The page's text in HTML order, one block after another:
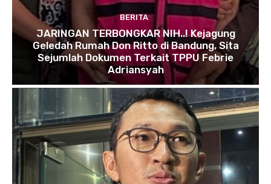
BERITA
JARINGAN TERBONGKAR NIH..! Kejagung
Geledah Rumah Don Ritto di Bandung, Sita
Sejumlah Dokumen Terkait TPPU Febrie
Adriansyah